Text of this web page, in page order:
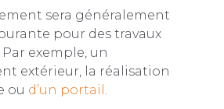
sera généralement
pour des travaux
exemple, un
extérieur, la réalisation
ou d’un portail .